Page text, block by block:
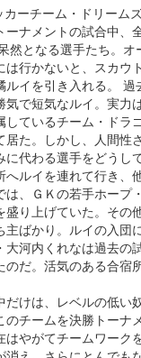
ーチーム・ドリーム
ナメントの試合中、
然となる選手たち。オ
行かないと、スカウ
イを引き入れる。 過
で短気なルイ。実力
ているチーム・ドラ
た。しかし、人間性
代わる選手をどうし
ルイを連れて行き、
、ＧＫの若手ホープ
り上げていた。その
主ばかり。ルイの入団
河内くれなは過去の
だ。活気のある合宿
だけは、レベルの低い
チームを決勝トーナ
はやがてチームワーク